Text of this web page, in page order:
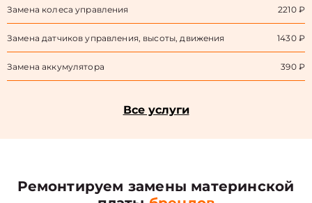
Замена колеса управления 2210 ₽
Замена датчиков управления, высоты, движения 1430 ₽
Замена аккумулятора 390 ₽
Все услуги
Ремонтируем замены материнской